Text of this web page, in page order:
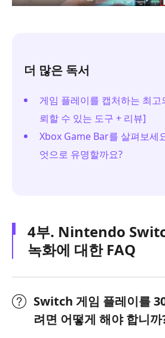
더 많은 독서
게임 플레이를 캡처하는 최고
뢰할 수 있는 도구 + 리뷰]
Xbox Game Bar를 살펴보세
엇으로 유명할까요?
4부. Nintendo
녹화에 대한 FAQ
Switch 게임 플레이를
려면 어떻게 해야 합니까